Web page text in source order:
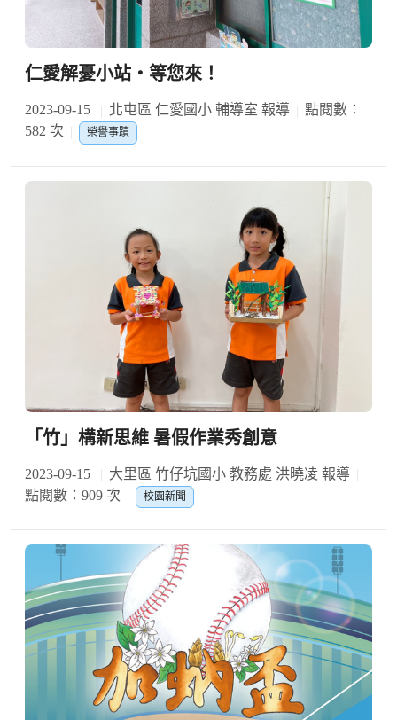
仁愛解憂小站‧等您來！
2023-09-15 北屯區 仁愛國小 輔導室 報導
點閱數：
582 次
榮譽事蹟
「竹」構新思維 暑假作業秀創意
2023-09-15
大里區 竹仔坑國小 教務處 洪曉凌 報導
點閱數：909 次
校園新聞